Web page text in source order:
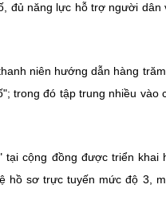
đủ năng lực hỗ trợ người
niên hướng dẫn hàng
trong đó tập trung nhiều
tại cộng đồng được triển
hồ sơ trực tuyến mức độ 3,